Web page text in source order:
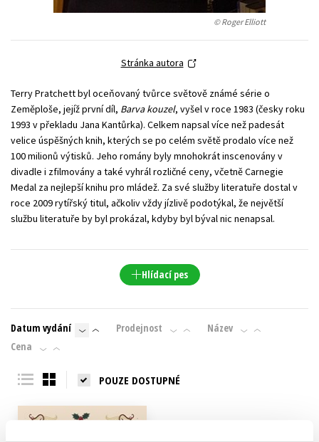
© Roger Elliott
Stránka autora
Terry Pratchett byl oceňovaný tvůrce světově známé série o
Zeměploše, jejíž první díl, Barva kouzel, vyšel v roce 1983 (česky roku
1993 v překladu Jana Kantůrka). Celkem napsal více než padesát
velice úspěšných knih, kterých se po celém světě prodalo více než
100 milionů výtisků. Jeho romány byly mnohokrát inscenovány v
divadle i zfilmovány a také vyhrál rozličné ceny, včetně Carnegie
Medal za nejlepší knihu pro mládež. Za své služby literatuře dostal v
roce 2009 rytířský titul, ačkoliv vždy jízlivě podotýkal, že největší
službu literatuře by byl prokázal, kdyby byl býval nic nenapsal.
Hlídací pes
Datum vydání Prodejnost
Název
Cena
POUZE DOSTUPNÉ